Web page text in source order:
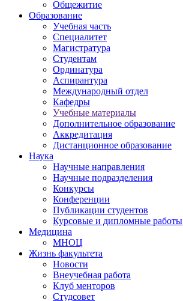
Общежитие
Образование
Учебная часть
Специалитет
Магистратура
Студентам
Ординатура
Аспирантура
Международный отдел
Кафедры
Учебные материалы
Дополнительное образование
Аккредитация
Дистанционное образование
Наука
Научные направления
Научные подразделения
Конкурсы
Конференции
Публикации студентов
Курсовые и дипломные работы
Медицина
МНОЦ
Жизнь факультета
Новости
Внеучебная работа
Клуб менторов
Студсовет